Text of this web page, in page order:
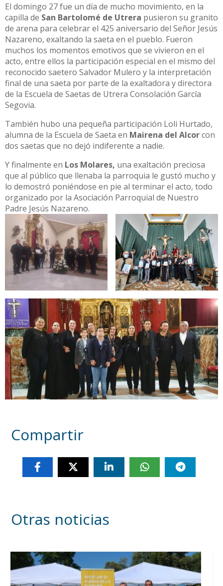
El domingo 27 fue un día de mucho movimiento, en la
capilla de San Bartolomé de Utrera pusieron su granito
de arena para celebrar el 425 aniversario del Señor Jesús
Nazareno, exaltando la saeta en el pueblo. Fueron
muchos los momentos emotivos que se vivieron en el
acto, entre ellos la participación especial en el mismo del
reconocido saetero Salvador Mulero y la interpretación
final de una saeta por parte de la exaltadora y directora
de la Escuela de Saetas de Utrera Consolación García
Segovia.
También hubo una pequeña participación Loli Hurtado,
alumna de la Escuela de Saeta en Mairena del Alcorcon
dos saetas que no dejó indiferente a nadie.
Y finalmente en Los Molares, una exaltación preciosa
que al público que llenaba la parroquia le gustó mucho y
lo demostró poniéndose en pie al terminar el acto, todo
organizado por la Asociación Parroquial de Nuestro
Padre Jesús Nazareno.
Compartir
Otras noticias